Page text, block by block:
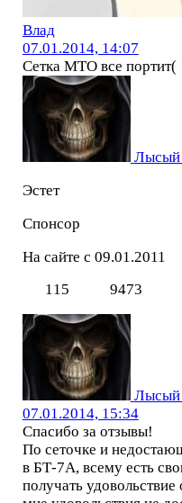
Влад
07.01.2014, 14:07
Сетка МТО все портит(
Лысый
Эстет
Спонсор
На сайте с 09.01.2011
115
9473
Лысый
07.01.2014, 15:34
Спасибо за отзывы!
По сеточке и
в БТ-7А, всему есть
получать удовольствие